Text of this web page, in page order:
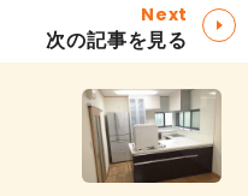
Next
次の記事を見る